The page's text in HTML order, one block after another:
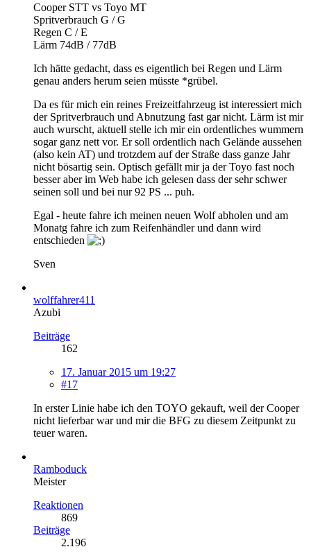
Cooper STT vs Toyo MT
Spritverbrauch G / G
Regen C / E
Lärm 74dB / 77dB
Ich hätte gedacht, dass es eigentlich bei Regen und Lärm
genau anders herum seien müsste *grübel.
Da es für mich ein reines Freizeitfahrzeug ist interessiert mich
der Spritverbrauch und Abnutzung fast gar nicht. Lärm ist mir
auch wurscht, aktuell stelle ich mir ein ordentliches wummern
sogar ganz nett vor. Er soll ordentlich nach Gelände aussehen
(also kein AT) und trotzdem auf der Straße dass ganze Jahr
nicht bösartig sein. Optisch gefällt mir ja der Toyo fast noch
besser aber im Web habe ich gelesen dass der sehr schwer
seinen soll und bei nur 92 PS ... puh.
Egal - heute fahre ich meinen neuen Wolf abholen und am
Monatg fahre ich zum Reifenhändler und dann wird
entschieden
Sven
wolffahrer411
Azubi
Beiträge
162
17. Januar 2015 um 19:27
#17
In erster Linie habe ich den TOYO gekauft, weil der Cooper
nicht lieferbar war und mir die BFG zu diesem Zeitpunkt zu
teuer waren.
Ramboduck
Meister
Reaktionen
869
Beiträge
2.196